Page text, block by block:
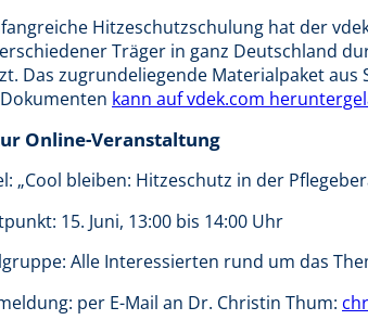
Hitzeschutzschulung hat der
Träger in ganz Deutschland
Das zugrundeliegende Materialpaket
kann auf vdek.com
Online-Veranstaltung
bleiben: Hitzeschutz in der
15. Juni, 13:00 bis 14:00 Uhr
Alle Interessierten rund um das
per E-Mail an Dr. Christin Thum: